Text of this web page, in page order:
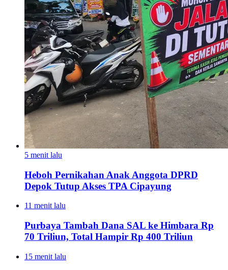
5 menit lalu
Heboh Pernikahan Anak Anggota DPRD
Depok Tutup Akses TPA Cipayung
11 menit lalu
Purbaya Tambah Dana SAL ke Himbara Rp
70 Triliun, Total Hampir Rp 400 Triliun
15 menit lalu